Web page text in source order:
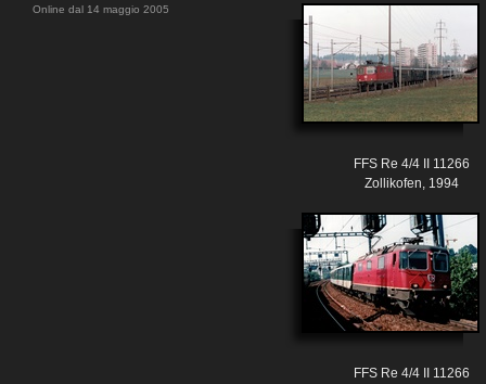
Online dal 14 maggio 2005
FFS Re 4/4 II 11266
Zollikofen, 1994
FFS Re 4/4 II 11266